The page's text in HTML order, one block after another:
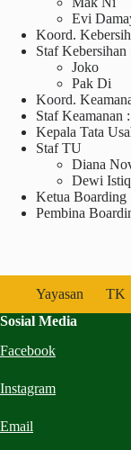
Evi
Koord.
Staf Kebersihan
Joko
Pak Di
Koord.
Staf Keamanan
Kepala Tata
Staf
Diana
Dewi
Ketua
Pembina
Yayasan TK
Sosial Media
Facebook
Instagram
Email